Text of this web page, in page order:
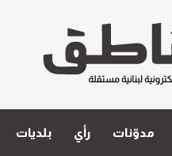
مدوّنات رأي بلديات